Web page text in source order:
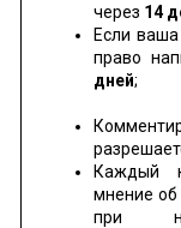
через 14
Если
право
дней;
Каждый
мнение об
при